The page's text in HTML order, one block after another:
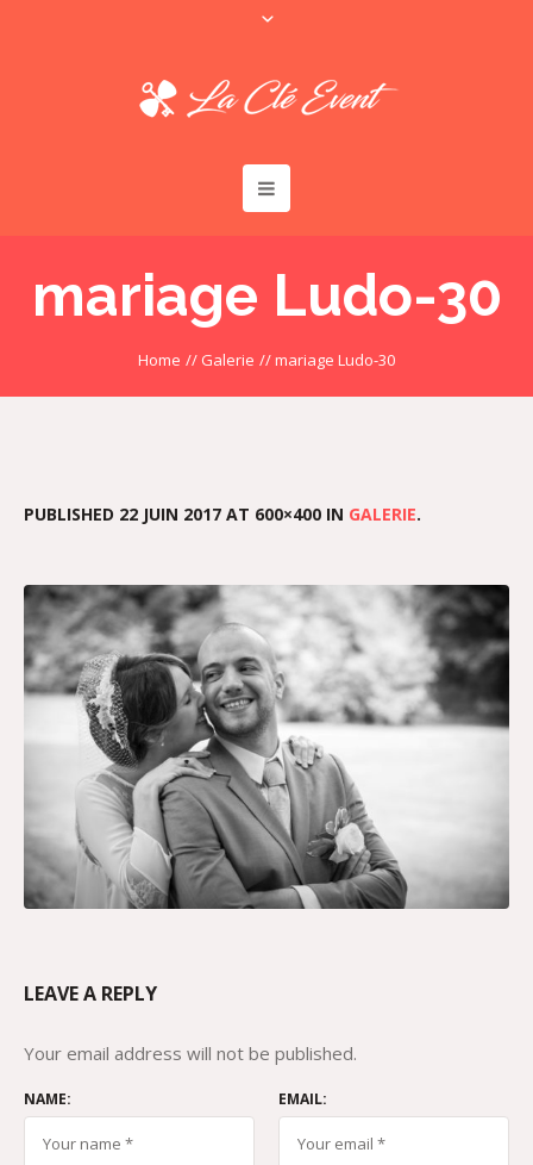
mariage Ludo-30
Home // Galerie //mariage Ludo-30
PUBLISHED 22 JUIN 2017 AT 600×400 IN GALERIE.
LEAVE A REPLY
Your email address will not be published.
NAME: EMAIL: